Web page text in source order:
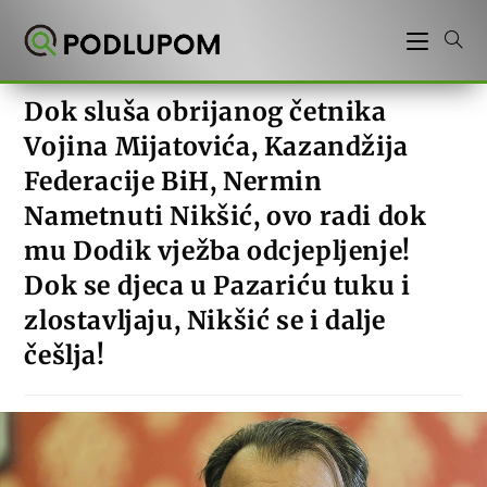
Dok sluša obrijanog četnika
Vojina Mijatovića, Kazandžija
Federacije BiH, Nermin
Nametnuti Nikšić, ovo radi dok
mu Dodik vježba odcjepljenje!
Dok se djeca u Pazariću tuku i
zlostavljaju, Nikšić se i dalje
češlja!